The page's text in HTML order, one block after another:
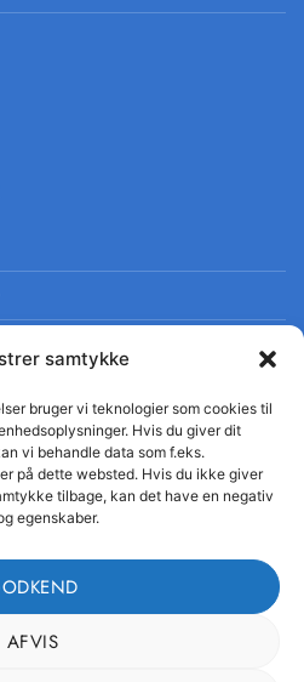
samtykke
bruger vi teknologier som cookies til
Hvis du giver dit
vi behandle data som f.eks.
på dette websted. Hvis du ikke giver
tilbage, kan det have en negativ
egenskaber.
AFVIS